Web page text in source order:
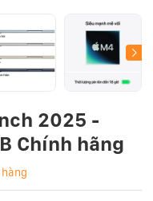
2025 -
Chính hãng
hàng